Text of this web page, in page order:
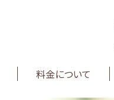
料金について